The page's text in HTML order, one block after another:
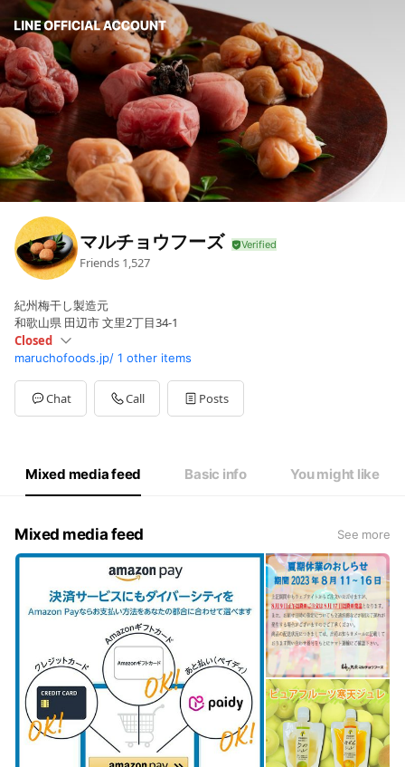
マルチョウフーズ
Friends 1,527
紀州梅干し製造元
和歌山県 田辺市 文里2丁目34-1
Closed
Mon08:30 - 17:00
SunClosed
日曜,祝日は定休。土曜定休の場合あり。
maruchofoods.jp/ 1 other items
Chat Call Posts
Mixed media feed Basic info You might like
Mixed media feed See more